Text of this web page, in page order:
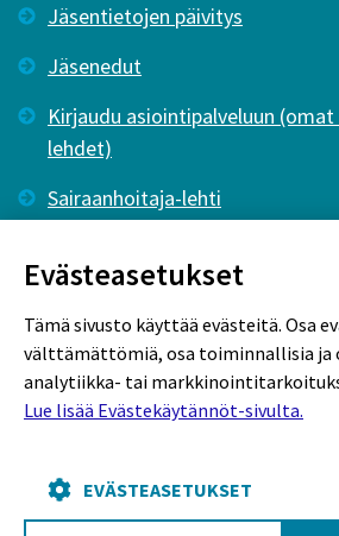
Jäsentietojen päivitys
Jäsenedut
Kirjaudu asiointipalveluun
lehdet)
Sairaanhoitaja-lehti
Evästekäytännöt
Evästeasetukset
Tämä sivusto käyttää evästeitä. Osa
välttämättömiä, osa toiminnallisia ja
analytiikka- tai
Lue lisää Evästekäytännöt-sivulta.
EVÄSTEASETUKSET